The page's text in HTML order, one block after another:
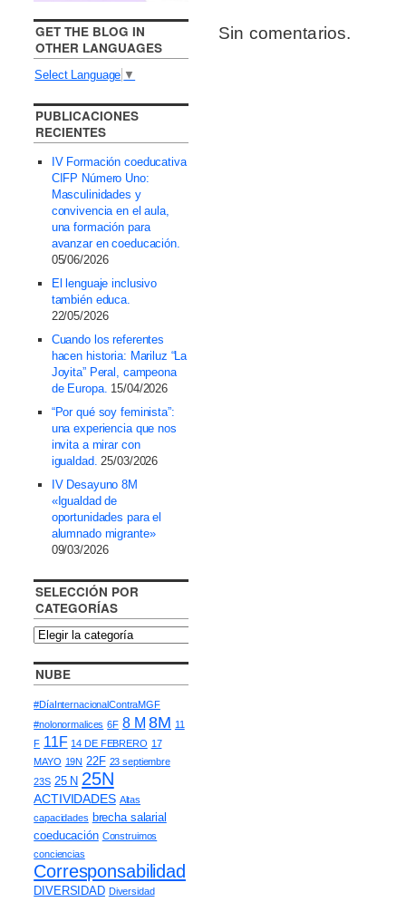
Sin comentarios.
GET THE BLOG IN
OTHER LANGUAGES
Select Language ▼
PUBLICACIONES
RECIENTES
IV Formación coeducativa
CIFP Número Uno:
Masculinidades y
convivencia en el aula,
una formación para
avanzar en coeducación.
05/06/2026
El lenguaje inclusivo
también educa.
22/05/2026
Cuando los referentes
hacen historia: Mariluz “La
Joyita” Peral, campeona
de Europa. 15/04/2026
“Por qué soy feminista”:
una experiencia que nos
invita a mirar con
igualdad. 25/03/2026
IV Desayuno 8M
«Igualdad de
oportunidades para el
alumnado migrante»
09/03/2026
SELECCIÓN POR
CATEGORÍAS
NUBE
#DíaInternacionalContraMGF
#nolonormalices 6F 8 M 8M 11
F 11F 14 DE FEBRERO 17
MAYO 19N 22F 23 septiembre
23S 25 N 25N
ACTIVIDADES Altas
capacidades brecha salarial
coeducación Construimos
conciencias
Corresponsabilidad
DIVERSIDAD Diversidad